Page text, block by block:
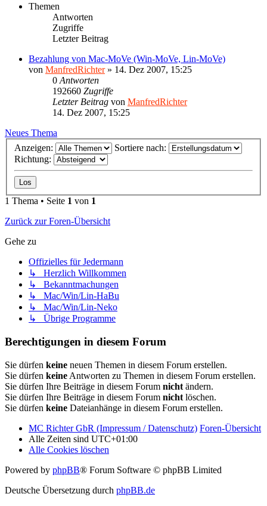
Themen
Antworten
Zugriffe
Letzter Beitrag
Bezahlung von Mac-MoVe (Win-MoVe, Lin-MoVe)
von ManfredRichter» 14. Dez 2007, 15:25
0 Antworten
192660 Zugriffe
Letzter Beitrag von ManfredRichter
14. Dez 2007, 15:25
Neues Thema
Anzeigen:
Sortiere nach:
Richtung:
1 Thema • Seite 1 von 1
Zurück zur Foren-Übersicht
Gehe zu
Offizielles für Jedermann
↳ Herzlich Willkommen
↳ Bekanntmachungen
↳ Mac/Win/Lin-HaBu
↳ Mac/Win/Lin-Neko
↳ Übrige Programme
Berechtigungen in diesem Forum
Sie dürfen keine neuen Themen in diesem Forum erstellen.
Sie dürfen keine Antworten zu Themen in diesem Forum erstellen.
Sie dürfen Ihre Beiträge in diesem Forum nicht ändern.
Sie dürfen Ihre Beiträge in diesem Forum nicht löschen.
Sie dürfen keine Dateianhänge in diesem Forum erstellen.
MC Richter GbR (Impressum / Datenschutz) Foren-Übersicht
Alle Zeiten sind UTC+01:00
Alle Cookies löschen
Powered by phpBB® Forum Software © phpBB Limited
Deutsche Übersetzung durch phpBB.de